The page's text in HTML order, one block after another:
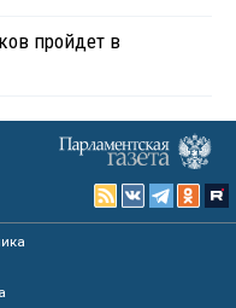
пройдет в